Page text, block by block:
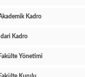
Kadro
Kadro
Yönetimi